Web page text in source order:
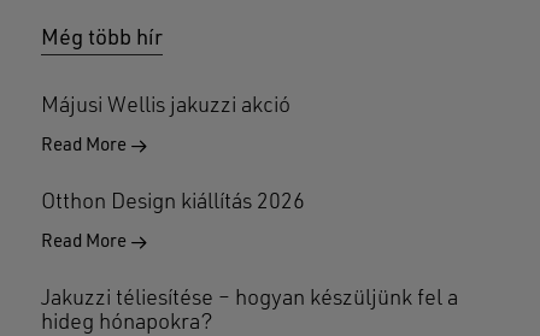
Még több hír
Májusi Wellis jakuzzi akció
Read More
Otthon Design kiállítás 2026
Read More
Jakuzzi téliesítése – hogyan készüljünk fel a
hideg hónapokra?